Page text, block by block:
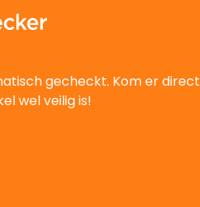
gecheckt. Kom er direct
wel veilig is!